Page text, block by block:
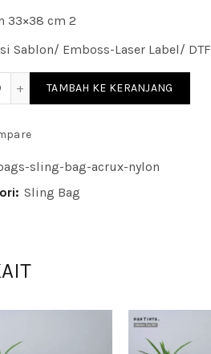
33×38 cm 2
Sablon/ Emboss-Laser Label/ DTF
Acrux Sling Nylon
TAMBAH KE KERANJANG
sling-bag-acrux-nylon
Sling Bag